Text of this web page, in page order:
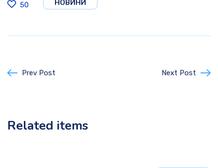
50 НОВИНИ
Prev Post Next Post
Related items